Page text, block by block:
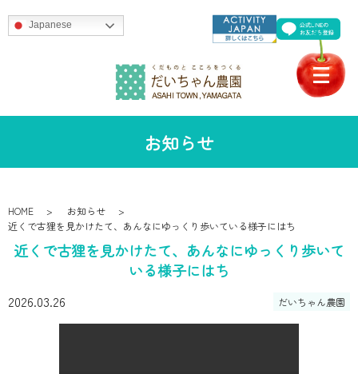
Japanese
お知らせ
HOME
お知らせ
近くで古狸を見かけたて、あんなにゆっくり歩いている様子にはち
近くで古狸を見かけたて、あんなにゆっくり歩いて
いる様子にはち
2026.03.26 だいちゃん農園